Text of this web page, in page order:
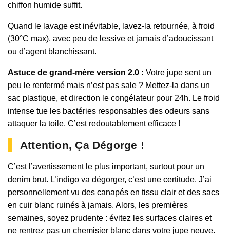
chiffon humide suffit.
Quand le lavage est inévitable, lavez-la retournée, à froid
(30°C max), avec peu de lessive et jamais d’adoucissant
ou d’agent blanchissant.
Astuce de grand-mère version 2.0 : Votre jupe sent un
peu le renfermé mais n’est pas sale ? Mettez-la dans un
sac plastique, et direction le congélateur pour 24h. Le froid
intense tue les bactéries responsables des odeurs sans
attaquer la toile. C’est redoutablement efficace !
Attention, Ça Dégorge !
C’est l’avertissement le plus important, surtout pour un
denim brut. L’indigo va dégorger, c’est une certitude. J’ai
personnellement vu des canapés en tissu clair et des sacs
en cuir blanc ruinés à jamais. Alors, les premières
semaines, soyez prudente : évitez les surfaces claires et
ne rentrez pas un chemisier blanc dans votre jupe neuve.